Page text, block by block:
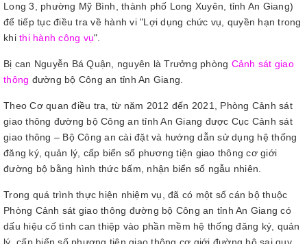
Long 3, phường Mỹ Bình, thành phố Long Xuyên, tỉnh An Giang)
để tiếp tục điều tra về hành vi "Lợi dụng chức vụ, quyền hạn trong
khi thi hành công vụ".
Bị can Nguyễn Bá Quận, nguyên là Trưởng phòng Cảnh sát giao
thông đường bộ Công an tỉnh An Giang.
Theo Cơ quan điều tra, từ năm 2012 đến 2021, Phòng Cảnh sát
giao thông đường bộ Công an tỉnh An Giang được Cục Cảnh sát
giao thông – Bộ Công an cài đặt và hướng dẫn sử dụng hệ thống
đăng ký, quản lý, cấp biển số phương tiện giao thông cơ giới
đường bộ bằng hình thức bấm, nhận biển số ngẫu nhiên.
Trong quá trình thực hiện nhiệm vụ, đã có một số cán bộ thuộc
Phòng Cảnh sát giao thông đường bộ Công an tỉnh An Giang có
dấu hiệu cố tình can thiệp vào phần mềm hệ thống đăng ký, quản